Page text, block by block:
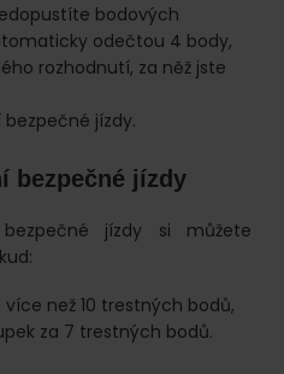
bodových
odečtou 4 body,
rozhodnutí, za něž jste
jízdy.
bezpečné jízdy
jízdy si můžete
než 10 trestných bodů,
za 7 trestných bodů.